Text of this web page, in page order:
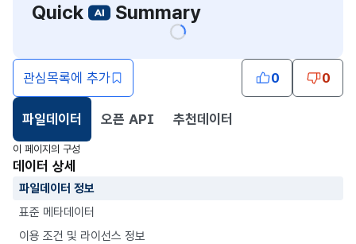
Quick
Summary
관심목록에 추가 0 0
파일데이터
선택됨
오픈 API 추천데이터
이 페이지의 구성
데이터 상세
파일데이터 정보
표준 메타데이터
이용 조건 및 라이선스 정보